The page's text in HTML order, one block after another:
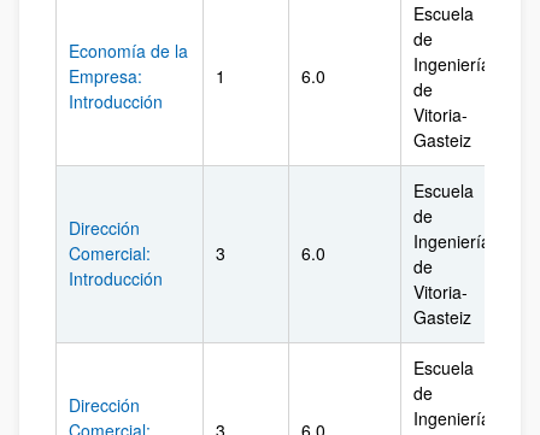
Economía de la
Empresa:
Introducción
1 6.0
Escuela
de
Ingeniería
de
Vitoria-
Gasteiz
Dirección
Comercial:
Introducción
3 6.0
Escuela
de
Ingeniería
de
Vitoria-
Gasteiz
Dirección
Comercial:
3 6.0
Escuela
de
Ingeniería